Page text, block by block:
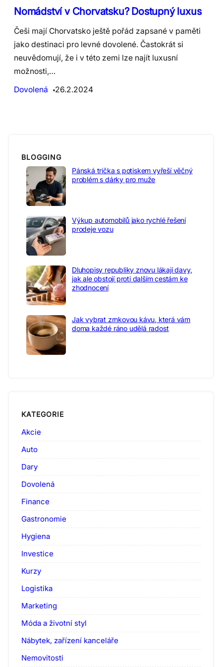
Nomádství v Chorvatsku? Dostupný luxus
Češi mají Chorvatsko ještě pořád zapsané v paměti
jako destinaci pro levné dovolené. Častokrát si
neuvědomují, že i v této zemi lze najít luxusní
možnosti,…
Dovolená
26.2.2024
BLOGGING
Pánská trička s potiskem vyřeší věčný
problém s dárky pro muže
Výkup automobilů jako rychlé řešení
prodeje vozu
Dluhopisy republiky znovu lákají davy,
jak ale obstojí proti dalším cestám ke
zhodnocení
Jak vybrat zrnkovou kávu, která vám
doma každé ráno udělá radost
KATEGORIE
Akcie
Auto
Dary
Dovolená
Finance
Gastronomie
Hygiena
Investice
Kurzy
Logistika
Marketing
Móda a životní styl
Nábytek, zařízení kanceláře
Nemovitosti